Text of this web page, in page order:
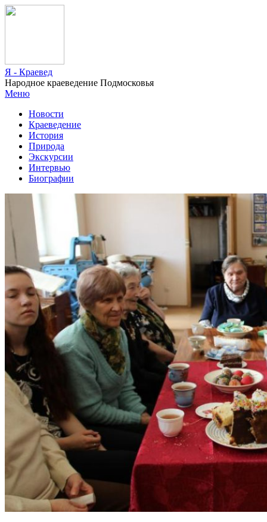
Я - Краевед
Народное краеведение Подмосковья
Меню
Новости
Краеведение
История
Природа
Экскурсии
Интервью
Биографии